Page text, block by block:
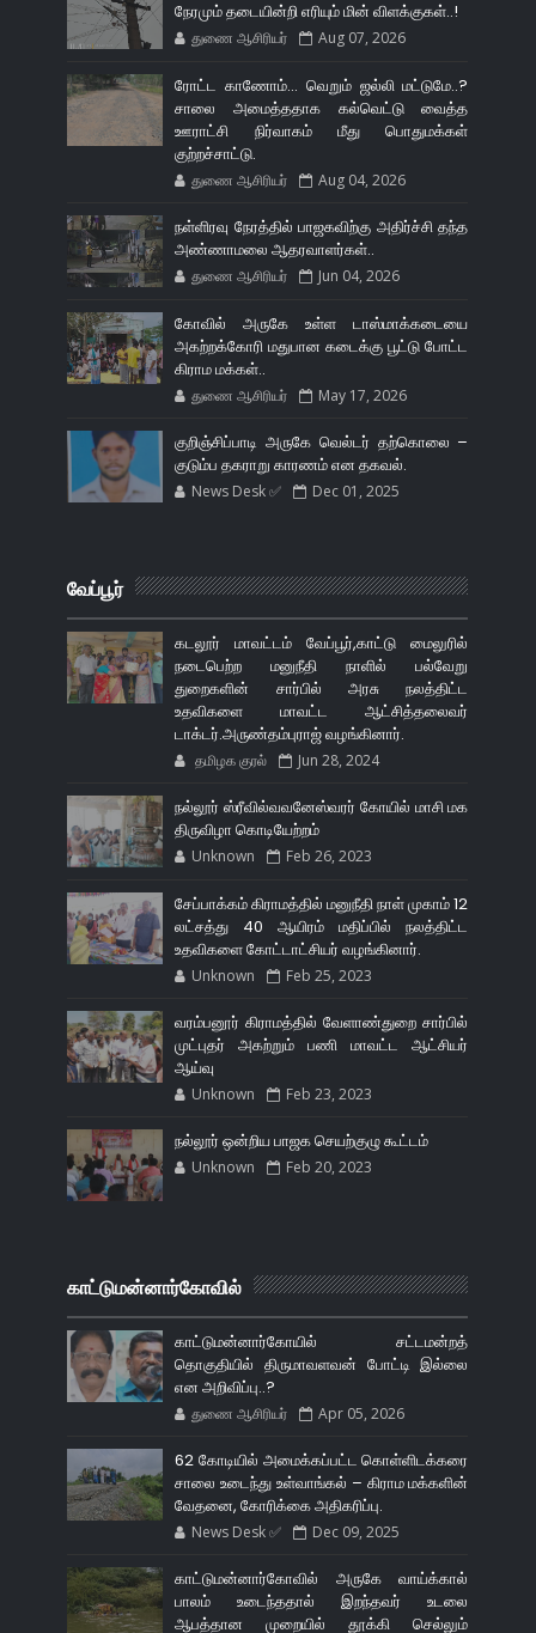
நேரமும் தடையின்றி எரியும் மின் விளக்குகள்..!
துணை ஆசிரியர் Aug 07, 2026
ரோட்ட காணோம்... வெறும் ஜல்லி மட்டுமே..?
சாலை அமைத்ததாக கல்வெட்டு வைத்த
ஊராட்சி நிர்வாகம் மீது பொதுமக்கள்
குற்றச்சாட்டு.
துணை ஆசிரியர் Aug 04, 2026
நள்ளிரவு நேரத்தில் பாஜகவிற்கு அதிர்ச்சி தந்த
அண்ணாமலை ஆதரவாளர்கள்..
துணை ஆசிரியர் Jun 04, 2026
கோவில் அருகே உள்ள டாஸ்மாக்கடையை
அகற்றக்கோரி மதுபான கடைக்கு பூட்டு போட்ட
கிராம மக்கள்..
துணை ஆசிரியர் May 17, 2026
குறிஞ்சிப்பாடி அருகே வெல்டர் தற்கொலை –
குடும்ப தகராறு காரணம் என தகவல்.
News Desk ✅ Dec 01, 2025
வேப்பூர்
கடலூர் மாவட்டம் வேப்பூர்,காட்டு மைலுரில்
நடைபெற்ற மனுநீதி நாளில் பல்வேறு
துறைகளின் சார்பில் அரசு நலத்திட்ட
உதவிகளை மாவட்ட ஆட்சித்தலைவர்
டாக்டர்.அருண்தம்புராஜ் வழங்கினார்.
தமிழக குரல் Jun 28, 2024
நல்லூர் ஸ்ரீவில்வவனேஸ்வரர் கோயில் மாசி மக
திருவிழா கொடியேற்றம்
Unknown Feb 26, 2023
சேப்பாக்கம் கிராமத்தில் மனுநீதி நாள் முகாம் 12
லட்சத்து 40 ஆயிரம் மதிப்பில் நலத்திட்ட
உதவிகளை கோட்டாட்சியர் வழங்கினார்.
Unknown Feb 25, 2023
வரம்பனூர் கிராமத்தில் வேளாண்துறை சார்பில்
முட்புதர் அகற்றும் பணி மாவட்ட ஆட்சியர்
ஆய்வு
Unknown Feb 23, 2023
நல்லூர் ஒன்றிய பாஜக செயற்குழு கூட்டம்
Unknown Feb 20, 2023
காட்டுமன்னார்கோவில்
காட்டுமன்னார்கோயில் சட்டமன்றத்
தொகுதியில் திருமாவளவன் போட்டி இல்லை
என அறிவிப்பு..?
துணை ஆசிரியர் Apr 05, 2026
62 கோடியில் அமைக்கப்பட்ட கொள்ளிடக்கரை
சாலை உடைந்து உள்வாங்கல் – கிராம மக்களின்
வேதனை, கோரிக்கை அதிகரிப்பு.
News Desk ✅ Dec 09, 2025
காட்டுமன்னார்கோவில் அருகே வாய்க்கால்
பாலம் உடைந்ததால் இறந்தவர் உடலை
ஆபத்தான முறையில் தூக்கி செல்லும்